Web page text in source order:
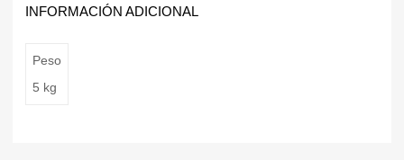
INFORMACIÓN ADICIONAL
Peso
5 kg